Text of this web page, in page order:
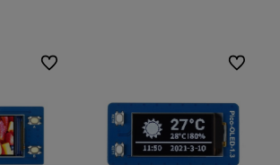
Do ulubionych Do